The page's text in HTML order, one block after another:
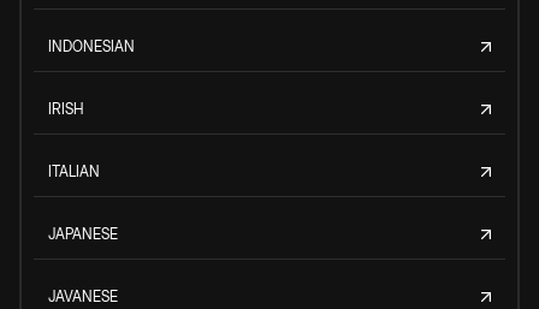
INDONESIAN
IRISH
ITALIAN
JAPANESE
JAVANESE